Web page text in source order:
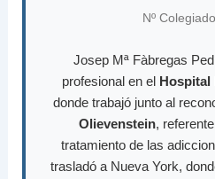
Nº
Josep Mª Fàbregas
profesional en el Hospital
donde trabajó junto al
Olievenstein,
tratamiento de las
trasladó a Nueva York,